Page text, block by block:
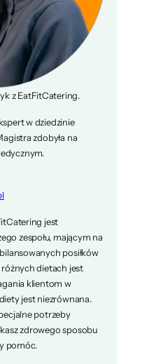
z EatFitCatering.
w dziedzinie
zdobyła na
jest
zespołu, mającym na
posiłków
różnych dietach jest
klientom w
jest niezrównana.
potrzeby
zdrowego sposobu
pomóc.